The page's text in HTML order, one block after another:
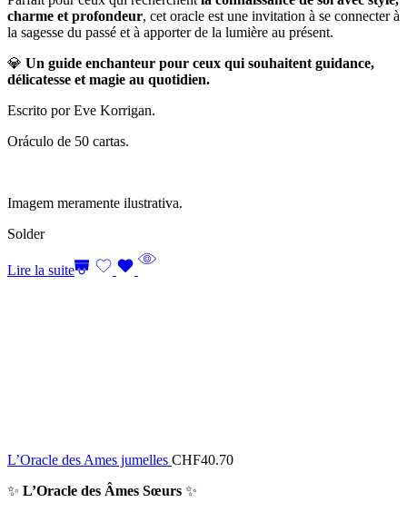
charme et profondeur, cet oracle est une invitation à se connecter à
la sagesse du passé et à apporter de la lumière au présent.
💎 Un guide enchanteur pour ceux qui souhaitent guidance,
délicatesse et magie au quotidien.
Escrito por Eve Korrigan.
Oráculo de 50 cartas.
Imagem meramente ilustrativa.
Solder
Lire la suite
L’Oracle des Ames jumelles CHF40.70
✨ L’Oracle des Âmes Sœurs ✨